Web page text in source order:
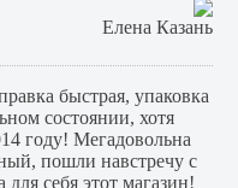
Елена Казань
быстрая, упаковка
состоянии, хотя
году! Мегадовольна
пошли навстречу с
себя этот магазин!